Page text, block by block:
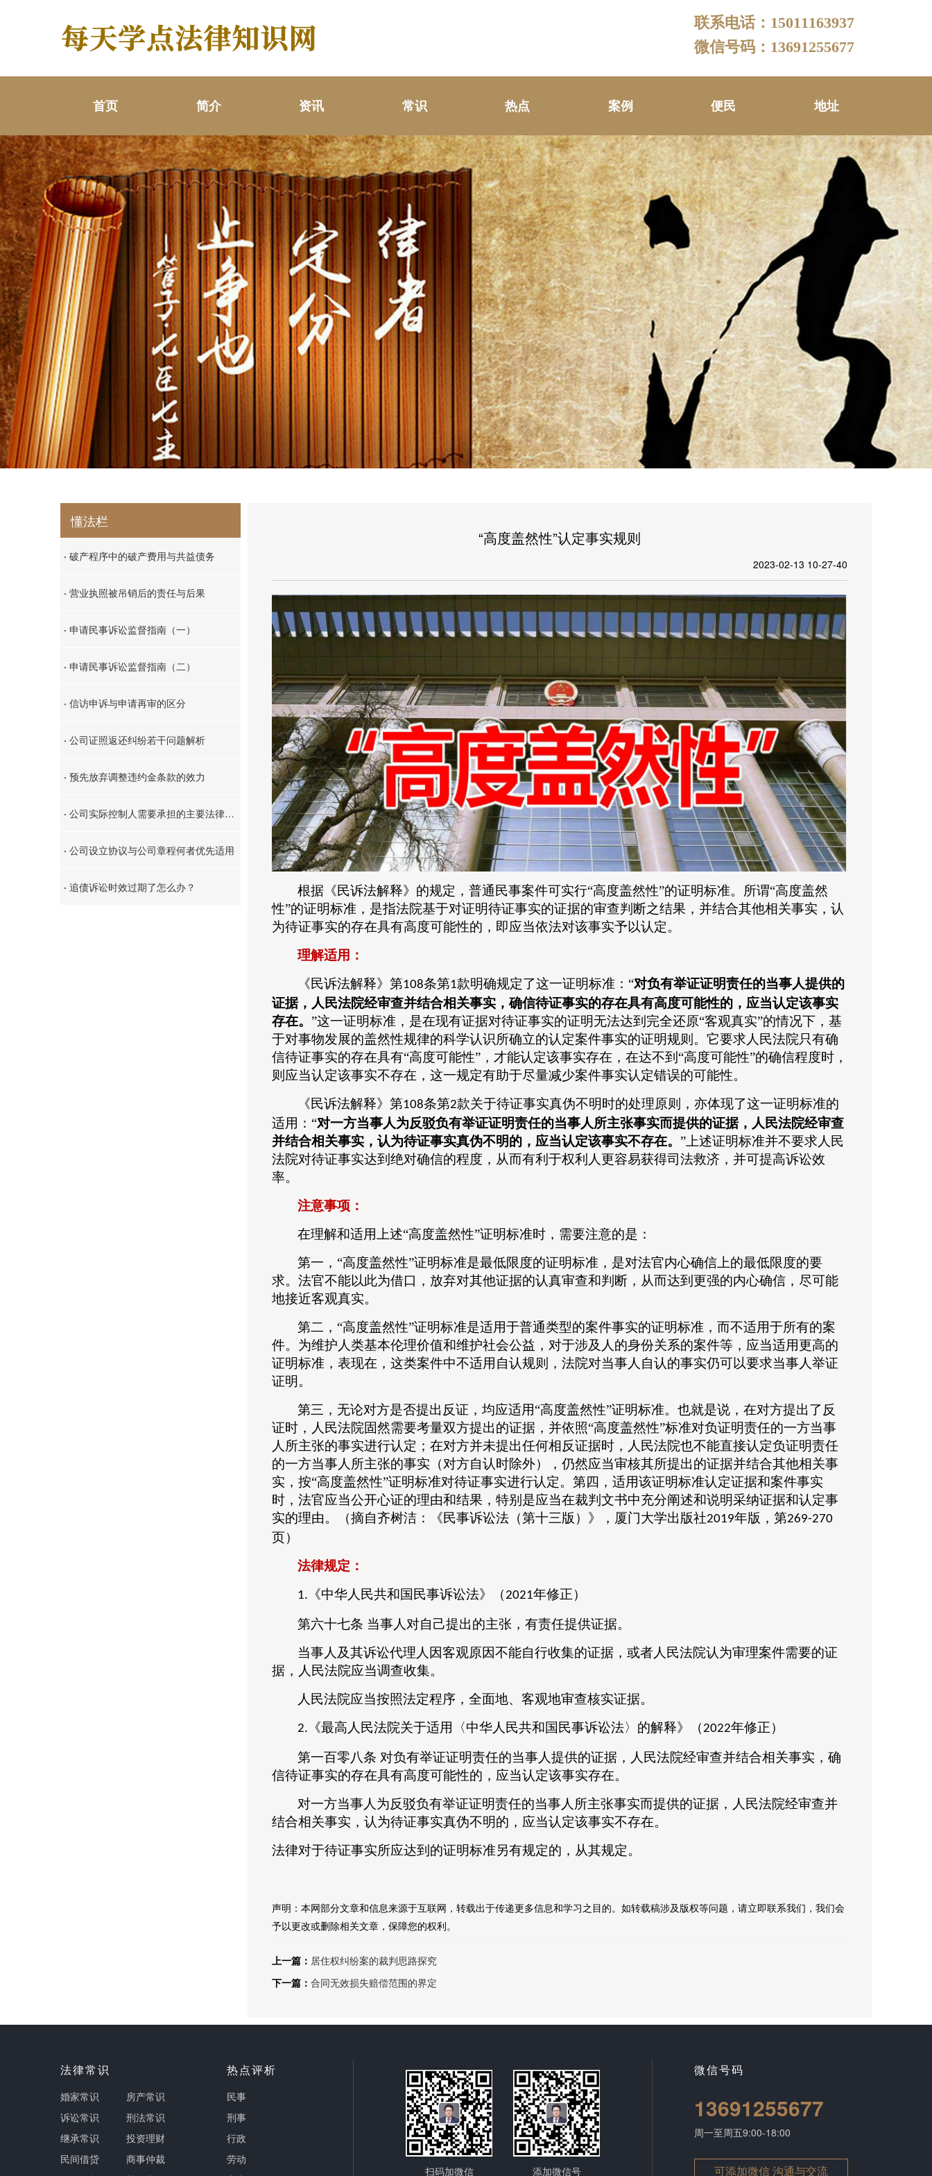
联系电话：15011163937
微信号码：13691255677
首页 简介 资讯 常识 热点 案例 便民 地址
“高度盖然性”认定事实规则
2023-02-13 10-27-40
根据《民诉法解释》的规定，普通民事案件可实行“高度盖然性”的证明标准。所谓“高度盖然
性”的证明标准，是指法院基于对证明待证事实的证据的审查判断之结果，并结合其他相关事实，认
为待证事实的存在具有高度可能性的，即应当依法对该事实予以认定。
理解适用：
《民诉法解释》第108条第1款明确规定了这一证明标准：“对负有举证证明责任的当事人提供的
证据，人民法院经审查并结合相关事实，确信待证事实的存在具有高度可能性的，应当认定该事实
存在。 ”这一证明标准，是在现有证据对待证事实的证明无法达到完全还原“客观真实”的情况下，基
于对事物发展的盖然性规律的科学认识所确立的认定案件事实的证明规则。它要求人民法院只有确
信待证事实的存在具有“高度可能性”，才能认定该事实存在，在达不到“高度可能性”的确信程度时，
则应当认定该事实不存在，这一规定有助于尽量减少案件事实认定错误的可能性。
《民诉法解释》第108条第2款关于待证事实真伪不明时的处理原则，亦体现了这一证明标准的
适用：“对一方当事人为反驳负有举证证明责任的当事人所主张事实而提供的证据，人民法院经审查
并结合相关事实，认为待证事实真伪不明的，应当认定该事实不存在。 ”上述证明标准并不要求人民
法院对待证事实达到绝对确信的程度，从而有利于权利人更容易获得司法救济，并可提高诉讼效
率。
注意事项：
在理解和适用上述“高度盖然性”证明标准时，需要注意的是：
第一， “高度盖然性”证明标准是最低限度的证明标准，是对法官内心确信上的最低限度的要
求。法官不能以此为借口，放弃对其他证据的认真审查和判断，从而达到更强的内心确信，尽可能
地接近客观真实。
第二， “高度盖然性”证明标准是适用于普通类型的案件事实的证明标准，而不适用于所有的案
件。为维护人类基本伦理价值和维护社会公益，对于涉及人的身份关系的案件等，应当适用更高的
证明标准，表现在，这类案件中不适用自认规则，法院对当事人自认的事实仍可以要求当事人举证
证明。
第三，无论对方是否提出反证，均应适用“高度盖然性”证明标准。也就是说，在对方提出了反
证时，人民法院固然需要考量双方提出的证据，并依照“高度盖然性”标准对负证明责任的一方当事
人所主张的事实进行认定；在对方并未提出任何相反证据时，人民法院也不能直接认定负证明责任
的一方当事人所主张的事实（对方自认时除外），仍然应当审核其所提出的证据并结合其他相关事
实，按“高度盖然性”证明标准对待证事实进行认定。第四，适用该证明标准认定证据和案件事实
时，法官应当公开心证的理由和结果，特别是应当在裁判文书中充分阐述和说明采纳证据和认定事
实的理由。（摘自齐树洁：《民事诉讼法（第十三版）》，厦门大学出版社2019年版，第269-270
页）
法律规定 ：
1. 《中华人民共和国民事诉讼法》（2021年修正）
第六十七条 当事人对自己提出的主张，有责任提供证据。
当事人及其诉讼代理人因客观原因不能自行收集的证据，或者人民法院认为审理案件需要的证
据，人民法院应当调查收集。
人民法院应当按照法定程序，全面地、客观地审查核实证据。
2. 《最高人民法院关于适用〈中华人民共和国民事诉讼法〉的解释》（2022年修正）
第一百零八条 对负有举证证明责任的当事人提供的证据，人民法院经审查并结合相关事实，确
信待证事实的存在具有高度可能性的，应当认定该事实存在。
对一方当事人为反驳负有举证证明责任的当事人所主张事实而提供的证据，人民法院经审查并
结合相关事实，认为待证事实真伪不明的，应当认定该事实不存在。
法律对于待证事实所应达到的证明标准另有规定的，从其规定。
声明：本网部分文章和信息来源于互联网，转载出于传递更多信息和学习之目的。如转载稿涉及版权等问题，请立即联系我们，我们会
予以更改或删除相关文章，保障您的权利。
上一篇： 居住权纠纷案的裁判思路探究
下一篇： 合同无效损失赔偿范围的界定
懂法栏
· 破产程序中的破产费用与共益债务
· 营业执照被吊销后的责任与后果
· 申请民事诉讼监督指南（一）
· 申请民事诉讼监督指南（二）
· 信访申诉与申请再审的区分
· 公司证照返还纠纷若干问题解析
· 预先放弃调整违约金条款的效力
· 公司实际控制人需要承担的主要法律责任
· 公司设立协议与公司章程何者优先适用
· 追债诉讼时效过期了怎么办？
法律常识
婚家常识
房产常识
诉讼常识
刑法常识
继承常识
投资理财
民间借贷
商事仲裁
热点评析
民事
刑事
行政
劳动
扫码加微信 添加微信号
微信号码
13691255677
周一至周五9:00-18:00
可添加微信 沟通与交流